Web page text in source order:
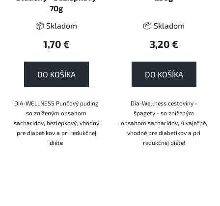
70g
📦 Skladom
1,70 €
DO KOŠÍKA
DIA-WELLNESS Punčový puding
so zníženým obsahom
sacharidov, bezlepkový, vhodný
pre diabetikov a pri redukčnej
diéte
📦 Skladom
3,20 €
DO KOŠÍKA
Dia-Wellness cestoviny -
špagety - so zníženým
obsahom sacharidov, 4 vaječné,
vhodné pre diabetikov a pri
redukčnej diéte!